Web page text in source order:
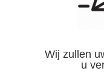
Wij zullen
u